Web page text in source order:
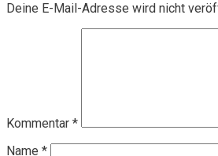
Deine E-Mail-Adresse wird nicht
Kommentar *
Name *